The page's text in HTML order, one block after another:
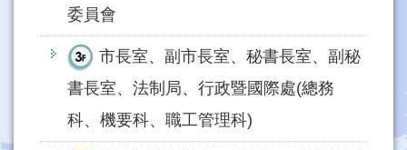
委員會
市長室、副市長室、秘書長室、副秘
書長室、法制局、行政暨國際處(總務
科、機要科、職工管理科)